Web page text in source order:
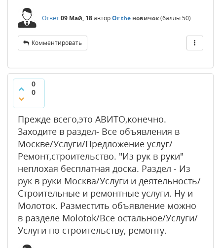
Ответ09 Май, 18авторOr the новичок(баллы50)
Комментировать
0
0
Прежде всего,это АВИТО,конечно.
Заходите в раздел- Все объявления в
Москве/Услуги/Предложение услуг/
Ремонт,строительство. "Из рук в руки"
неплохая бесплатная доска. Раздел - Из
рук в руки Москва/Услуги и деятельность/
Строительные и ремонтные услуги. Ну и
Молоток. Разместить объявление можно
в разделе Molotok/Все остальное/Услуги/
Услуги по строительству, ремонту.